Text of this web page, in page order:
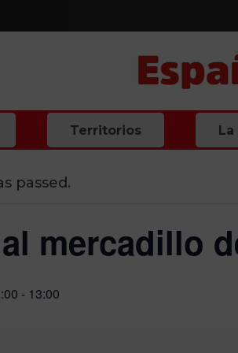
Territorios La
passed.
mercadillo
- 13:00